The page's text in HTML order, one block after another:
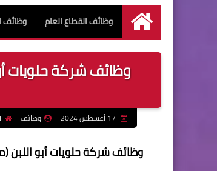
الرئيسية
وظائف القطاع العام وظائف
وظائف شركة حلويات
وظائف
وظائف شركة حلويات أبو